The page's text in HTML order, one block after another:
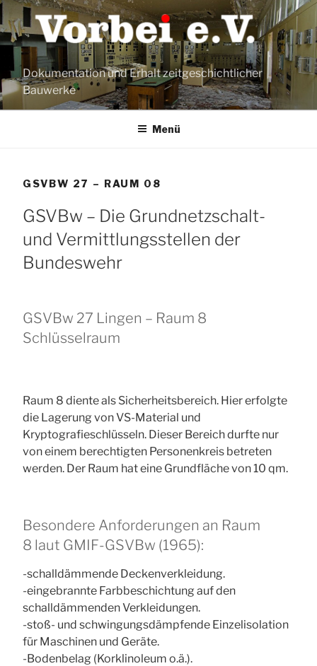
Zum
Inhalt
springen
Dokumentation und Erhalt zeitgeschichtlicher
Bauwerke
Menü
GSVBW 27 – RAUM 08
GSVBw – Die Grundnetzschalt-
und Vermittlungsstellen der
Bundeswehr
GSVBw 27 Lingen – Raum 8
Schlüsselraum
Raum 8 diente als Sicherheitsbereich. Hier erfolgte
die Lagerung von VS-Material und
Kryptografieschlüsseln. Dieser Bereich durfte nur
von einem berechtigten Personenkreis betreten
werden. Der Raum hat eine Grundfläche von 10 qm.
Besondere Anforderungen an Raum
8 laut GMIF-GSVBw (1965):
-schalldämmende Deckenverkleidung.
-eingebrannte Farbbeschichtung auf den
schalldämmenden Verkleidungen.
-stoß- und schwingungsdämpfende Einzelisolation
für Maschinen und Geräte.
-Bodenbelag (Korklinoleum o.ä.).